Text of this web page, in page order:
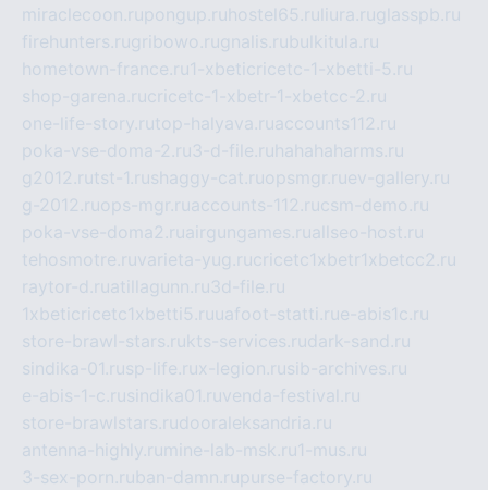
miraclecoon.rupongup.ru hostel65.ru liura.ruglasspb.ru
firehunters.rugribowo.rugnalis.rubulkitula.ru
hometown-france.ru1-xbeticricetc-1-xbetti-5.ru
shop-garena.rucricetc-1-xbetr-1-xbetcc-2.ru
one-life-story.rutop-halyava.ruaccounts112.ru
poka-vse-doma-2.ru3-d-file.ru hahahaharms.ru
g2012.rutst-1.rushaggy-cat.ruopsmgr.ruev-gallery.ru
g-2012.ruops-mgr.ruaccounts-112.rucsm-demo.ru
poka-vse-doma2.ruairgungames.ruallseo-host.ru
tehosmotre.ruvarieta-yug.rucricetc1xbetr1xbetcc2.ru
raytor-d.ruatillagunn.ru3d-file.ru
1xbeticricetc1xbetti5.ruuafoot-statti.rue-abis1c.ru
store-brawl-stars.rukts-services.rudark-sand.ru
sindika-01.rusp-life.rux-legion.rusib-archives.ru
e-abis-1-c.rusindika01.ruvenda-festival.ru
store-brawlstars.rudooraleksandria.ru
antenna-highly.ru mine-lab-msk.ru1-mus.ru
3-sex-porn.ruban-damn.rupurse-factory.ru